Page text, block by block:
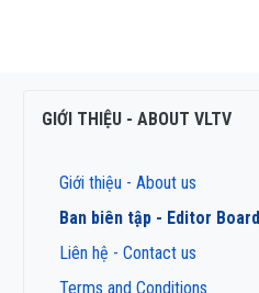
GIỚI THIỆU - ABOUT VLTV
Giới thiệu - About us
Ban biên tập - Editor Board
Liên hệ - Contact us
Terms and Conditions